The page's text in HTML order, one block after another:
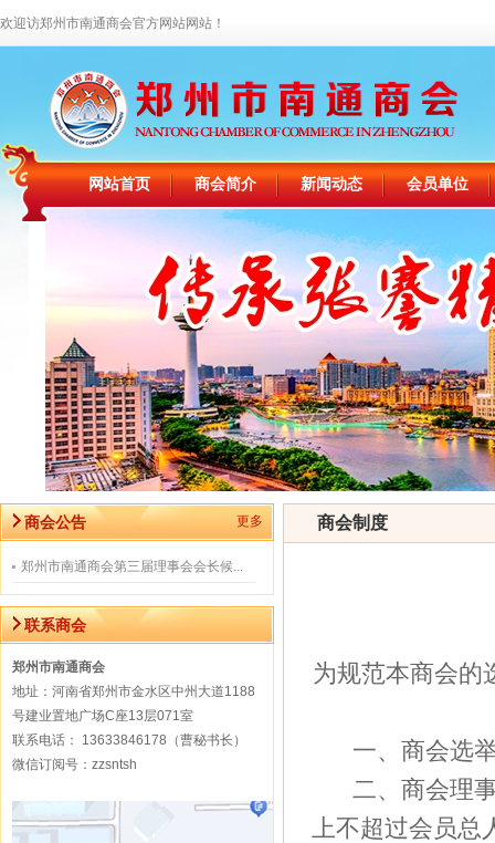
欢迎访郑州市南通商会官方网站网站！
网站首页 商会简介 新闻动态 会员单位
商会公告 更多
郑州市南通商会第三届理事会会长候...
联系商会
郑州市南通商会
地址：河南省郑州市金水区中州大道1188
号建业置地广场C座13层071室
联系电话： 13633846178（曹秘书长）
微信订阅号：zzsntsh
商会制度
为规范本商会的
一、商会选
二、商会理
上不超过会员总